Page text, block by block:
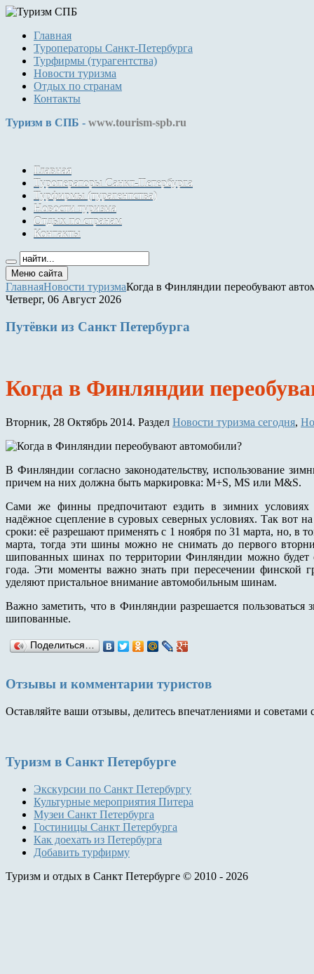
Главная
Туроператоры Санкт-Петербурга
Турфирмы (турагентства)
Новости туризма
Отдых по странам
Контакты
Туризм в СПБ - www.tourism-spb.ru
Главная
Туроператоры Санкт-Петербурга
Турфирмы (турагентства)
Новости туризма
Отдых по странам
Контакты
Меню сайта
ГлавнаяНовости туризмаКогда в Финляндии переобувают
Четверг, 06 Август 2026
Путёвки из Санкт Петербурга
Когда в Финляндии
Вторник, 28 Октябрь 2014. Раздел Новости туризма сегодня,
В Финляндии согласно законодательству, использование
причем на них должна быть маркировка: M+S, MS или M&S.
Сами же финны предпочитают ездить в зимних условиях
надёжное сцепление в суровых северных условиях. Так вот
сроки: её разрешают применять с 1 ноября по 31 марта, но, в
марта, тогда эти шины можно не снимать до первого
шипованных шинах по территории Финляндии можно будет
года. Эти моменты важно знать при пересечении финской
уделяют пристальное внимание автомобильным шинам.
Важно заметить, что в Финляндии разрешается
шипованные.
Поделиться…
Отзывы и комментарии туристов
Оставляйте ваши отзывы, делитесь впечатлениями и советами
Туризм в Санкт Петербурге
Экскурсии по Санкт Петербургу
Культурные мероприятия Питера
Музеи Санкт Петербурга
Гостиницы Санкт Петербурга
Как доехать из Петербурга
Добавить турфирму
Туризм и отдых в Санкт Петербурге © 2010 - 2026